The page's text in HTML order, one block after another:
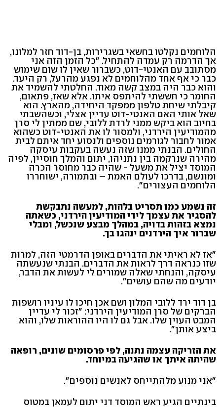
הלוחמים נקלטו בחשאי בשגרירות, בן-דוד חזר למלונו,
אך הדרמה רק עמדה להתחיל. "כל הזמן הזה אני
מסתובב עם האנטי-דוט, כשברור שאין לו שום שימוש
כבר כי אף אחד מהלוחמים לא נפגע מהרעל, רק היעד.
והוא כבר היה במצב קשה מאוד. החלטתי להשמיד את
החומר כי חששתי להיתפס איתו. אלא שאז, פתאום,
קיבלתי שיחת טלפון ממפקד היחידה, מהארץ. הוא
שאל אותי האם האנטי-דוט עדיין אצלי, וכשהשבתי
בחיוב הוא ביקש ממני לרדת ללובי, שם ממתין לי סרן
מהמודיעין הירדני, ולמסור לו את האנטי-דוט כשהוא
אמור לחבור לגורמים נוספים ולנסוע יחד איתם לבית
החולים. הבנתי ממנו שזה נעשה בעקבות עיסקה
מהירה שנרקמה בין נתניהו, יתום והמלך חוסיין, לפיה
המוסד יציל את משעל - שהיה כבר מחוסר הכרה
ומונשם, בדרכו לעולם האמת – ובתמורה, ישוחררו
הלוחמים העצורים".
זה נשמע כמו תסריט בלהות, למעשה נתבקשת
להסגיר את עצמך לידי המודיעין הירדני, כשאתה
נמצא בזהות בדויה, במהלך מבצע שנכשל, ומבלי
שברור איך הירדנים ינהגו בך.
"אז לא ראיתי את הדברים באופן הדרמטי הזה, למרות
שזו כנראה דרך לראות את הדברים. הבנתי שנעשתה
עיסקה, והנחתי שאלה שמורים לי לעשות את הדבר,
יודעים מה שהם עושים".
בן דוד ירד ללובי המלון ושם אכן חיכו לו עיניו רושפות
הברקים של סרן המודיעין הירדני: "זכור לי עדיין
המבט העוין שלו. אבל גם לו היו ההוראות שלו, והוא
ביצע אותן".
את הזריקה עצמה נתנה, לפי פרסומים שונים, רופאה
שהיתה איתך או שהגיעה במיוחד.
"אני מנוע מלהתייחס לאנשים נוספים".
בינתיים הגיע ראש המוסד דני יתום לעמאן במטוס